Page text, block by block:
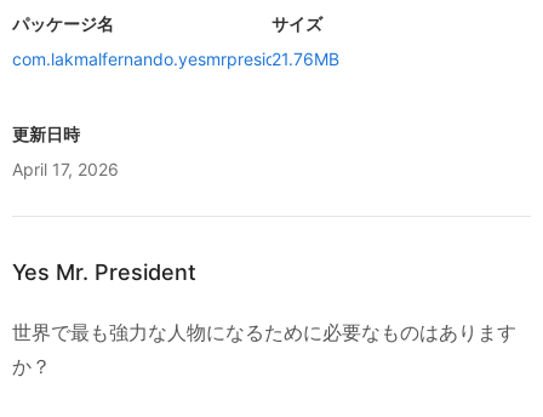
パッケージ名
com.lakmalfernando.yesmrpresident
サイズ
21.76MB
更新日時
April 17, 2026
Yes Mr. President
世界で最も強力な人物になるために必要なものはあります
か？